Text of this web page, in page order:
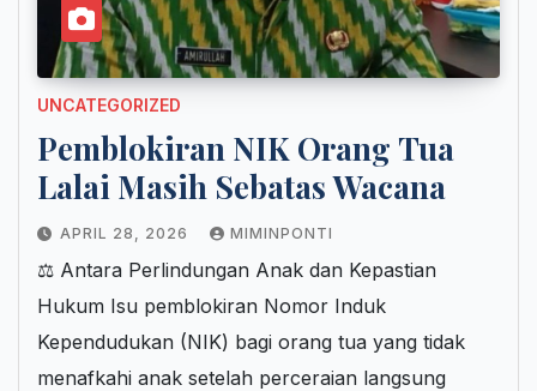
UNCATEGORIZED
Pemblokiran NIK Orang Tua
Lalai Masih Sebatas Wacana
APRIL 28, 2026 MIMINPONTI
⚖️ Antara Perlindungan Anak dan Kepastian
Hukum Isu pemblokiran Nomor Induk
Kependudukan (NIK) bagi orang tua yang tidak
menafkahi anak setelah perceraian langsung